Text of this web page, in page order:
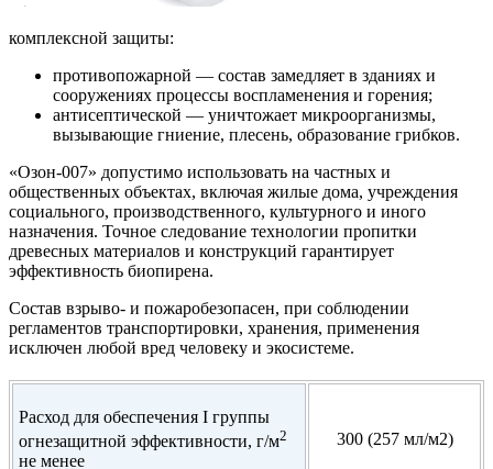
комплексной защиты:
противопожарной — состав замедляет в зданиях и
сооружениях процессы воспламенения и горения;
антисептической — уничтожает микроорганизмы,
вызывающие гниение, плесень, образование грибков.
«Озон-007» допустимо использовать на частных и
общественных объектах, включая жилые дома, учреждения
социального, производственного, культурного и иного
назначения. Точное следование технологии пропитки
древесных материалов и конструкций гарантирует
эффективность биопирена.
Состав взрыво- и пожаробезопасен, при соблюдении
регламентов транспортировки, хранения, применения
исключен любой вред человеку и экосистеме.
Расход для обеспечения I группы
огнезащитной эффективности, г/м2
не менее
300 (257 мл/м2)